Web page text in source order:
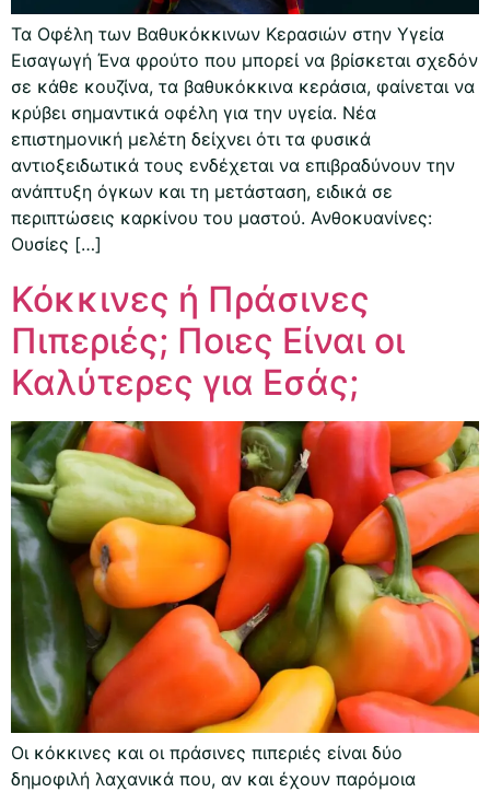
Τα Οφέλη των Βαθυκόκκινων Κερασιών στην Υγεία
Εισαγωγή Ένα φρούτο που μπορεί να βρίσκεται σχεδόν
σε κάθε κουζίνα, τα βαθυκόκκινα κεράσια, φαίνεται να
κρύβει σημαντικά οφέλη για την υγεία. Νέα
επιστημονική μελέτη δείχνει ότι τα φυσικά
αντιοξειδωτικά τους ενδέχεται να επιβραδύνουν την
ανάπτυξη όγκων και τη μετάσταση, ειδικά σε
περιπτώσεις καρκίνου του μαστού. Ανθοκυανίνες:
Ουσίες […]
Κόκκινες ή Πράσινες
Πιπεριές; Ποιες Είναι οι
Καλύτερες για Εσάς;
Οι κόκκινες και οι πράσινες πιπεριές είναι δύο
δημοφιλή λαχανικά που, αν και έχουν παρόμοια